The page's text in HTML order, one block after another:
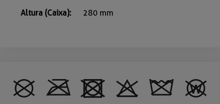
Altura (Caixa): 280 mm